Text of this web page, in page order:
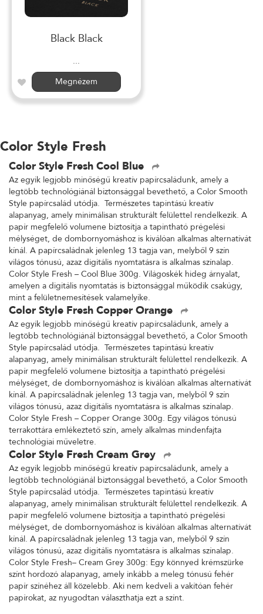
Black Black
...
Megnézem
Color Style Fresh
Color Style Fresh Cool Blue
Az egyik legjobb minőségű kreatív papírcsaládunk, amely a
legtöbb technológiánál biztonsággal bevethető, a Color Smooth
Style papírcsalád utódja. Természetes tapintású kreatív
alapanyag, amely minimálisan strukturált felülettel rendelkezik. A
papír megfelelő volumene biztosítja a tapintható prégelési
mélységet, de dombornyomáshoz is kiválóan alkalmas alternatívát
kínál. A papírcsaládnak jelenleg 13 tagja van, melyből 9 szín
világos tónusú, azaz digitális nyomtatásra is alkalmas színalap.
Color Style Fresh – Cool Blue 300g. Világoskék hideg árnyalat,
amelyen a digitális nyomtatás is biztonsággal működik csakúgy,
mint a felületnemesítések valamelyike.
Color Style Fresh Copper Orange
Az egyik legjobb minőségű kreatív papírcsaládunk, amely a
legtöbb technológiánál biztonsággal bevethető, a Color Smooth
Style papírcsalád utódja. Természetes tapintású kreatív
alapanyag, amely minimálisan strukturált felülettel rendelkezik. A
papír megfelelő volumene biztosítja a tapintható prégelési
mélységet, de dombornyomáshoz is kiválóan alkalmas alternatívát
kínál. A papírcsaládnak jelenleg 13 tagja van, melyből 9 szín
világos tónusú, azaz digitális nyomtatásra is alkalmas színalap.
Color Style Fresh – Copper Orange 300g. Egy világos tónusú
terrakottára emlékeztető szín, amely alkalmas mindenfajta
technológiai műveletre.
Color Style Fresh Cream Grey
Az egyik legjobb minőségű kreatív papírcsaládunk, amely a
legtöbb technológiánál biztonsággal bevethető, a Color Smooth
Style papírcsalád utódja. Természetes tapintású kreatív
alapanyag, amely minimálisan strukturált felülettel rendelkezik. A
papír megfelelő volumene biztosítja a tapintható prégelési
mélységet, de dombornyomáshoz is kiválóan alkalmas alternatívát
kínál. A papírcsaládnak jelenleg 13 tagja van, melyből 9 szín
világos tónusú, azaz digitális nyomtatásra is alkalmas színalap.
Color Style Fresh– Cream Grey 300g: Egy könnyed krémszürke
színt hordozó alapanyag, amely inkább a meleg tónusú fehér
papír színéhez áll közelebb. Aki nem kedveli a vakítóan fehér
papírokat, az nyugodtan választhatja ezt a színt.